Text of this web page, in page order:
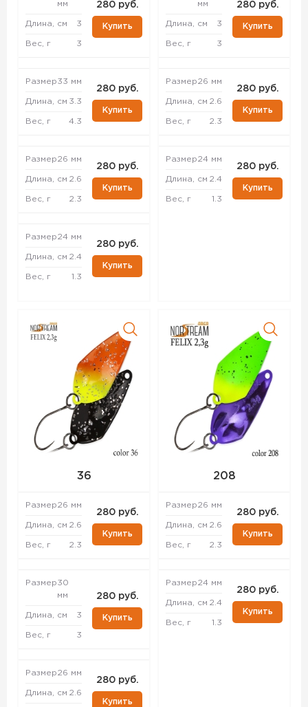
мм
Длина, см 3
Вес, г 3
280 руб.
Купить
Размер33 мм
Длина, см 3.3
Вес, г 4.3
280 руб.
Купить
Размер26 мм
Длина, см 2.6
Вес, г 2.3
280 руб.
Купить
Размер24 мм
Длина, см 2.4
Вес, г 1.3
280 руб.
Купить
мм
Длина, см 3
Вес, г 3
280 руб.
Купить
Размер26 мм
Длина, см 2.6
Вес, г 2.3
280 руб.
Купить
Размер24 мм
Длина, см 2.4
Вес, г 1.3
280 руб.
Купить
36
Размер26 мм
Длина, см 2.6
Вес, г 2.3
280 руб.
Купить
Размер30
мм
Длина, см 3
Вес, г 3
280 руб.
Купить
Размер26 мм
Длина, см 2.6
280 руб.
Купить
208
Размер26 мм
Длина, см 2.6
Вес, г 2.3
280 руб.
Купить
Размер24 мм
Длина, см 2.4
Вес, г 1.3
280 руб.
Купить